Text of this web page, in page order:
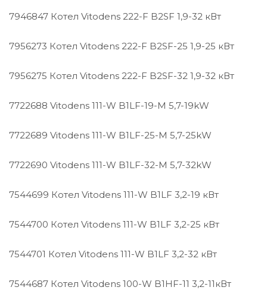
7946847 Котел Vitodens 222-F B2SF 1,9-32 кВт
7956273 Котел Vitodens 222-F B2SF-25 1,9-25 кВт
7956275 Котел Vitodens 222-F B2SF-32 1,9-32 кВт
7722688 Vitodens 111-W B1LF-19-M 5,7-19kW
7722689 Vitodens 111-W B1LF-25-M 5,7-25kW
7722690 Vitodens 111-W B1LF-32-M 5,7-32kW
7544699 Котел Vitodens 111-W B1LF 3,2-19 кВт
7544700 Котел Vitodens 111-W B1LF 3,2-25 кВт
7544701 Котел Vitodens 111-W B1LF 3,2-32 кВт
7544687 Котел Vitodens 100-W B1HF-11 3,2-11кВт